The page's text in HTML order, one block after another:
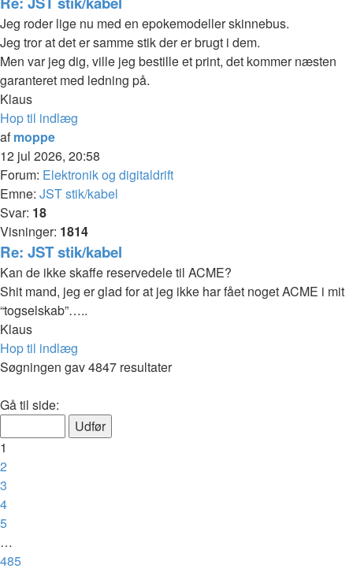
Jeg roder lige nu med en epokemodeller skinnebus.
Jeg tror at det er samme stik der er brugt i dem.
Men var jeg dig, ville jeg bestille et print, det kommer næsten
garanteret med ledning på.
Klaus
Hop til indlæg
afmoppe
12 jul 2026, 20:58
Forum: Elektronik og digitaldrift
Emne: JST stik/kabel
Svar: 18
Visninger: 1814
Re: JST stik/kabel
Kan de ikke skaffe reservedele til ACME?
Shit mand, jeg er glad for at jeg ikke har fået noget ACME i mit
“togselskab”…..
Klaus
Hop til indlæg
Søgningen gav 4847 resultater
Side
1
af
485
Gå til side:
1
2
3
4
5
…
485